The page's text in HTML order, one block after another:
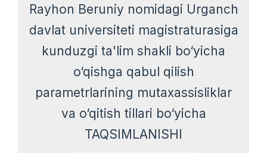
Rayhon Beruniy nomidagi Urganch
davlat universiteti magistraturasiga
kunduzgi ta'lim shakli bo‘yicha
o‘qishga qabul qilish
parametrlarining mutaxassisliklar
va o‘qitish tillari bo‘yicha
TAQSIMLANISHI